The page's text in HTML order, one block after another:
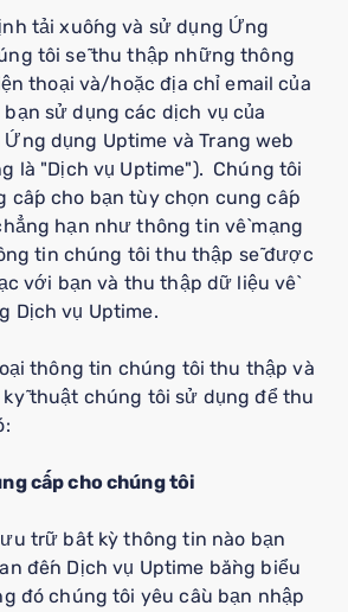
tải xuống và sử dụng Ứng
tôi sẽ thu thập những thông
thoại và/hoặc địa chỉ email của
sử dụng các dịch vụ của
Ứng dụng Uptime và Trang web
là "Dịch vụ Uptime"). Chúng tôi
cấp cho bạn tùy chọn cung cấp
hạn như thông tin về mạng
tin chúng tôi thu thập sẽ được
với bạn và thu thập dữ liệu về
Dịch vụ Uptime.
thông tin chúng tôi thu thập và
thuật chúng tôi sử dụng để thu
cấp cho chúng tôi
trữ bất kỳ thông tin nào bạn
đến Dịch vụ Uptime bằng biểu
đó chúng tôi yêu cầu bạn nhập